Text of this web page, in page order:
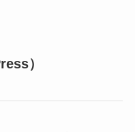
）